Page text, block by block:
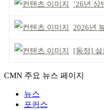
’26년 상반
2026년 뷰
[동정] 설
CMN 주요 뉴스 페이지
뉴스
포커스